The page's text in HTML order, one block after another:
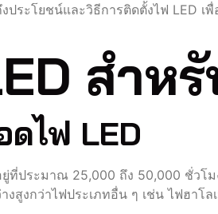
งประโยชน์และวิธีการติดตั้งไฟ LED
สำห
ไฟ LED
ที่ประมาณ 25,000 ถึง 50,000 ชั่ว
สูงกว่าไฟประเภทอื่น ๆ เช่น ไฟฮา